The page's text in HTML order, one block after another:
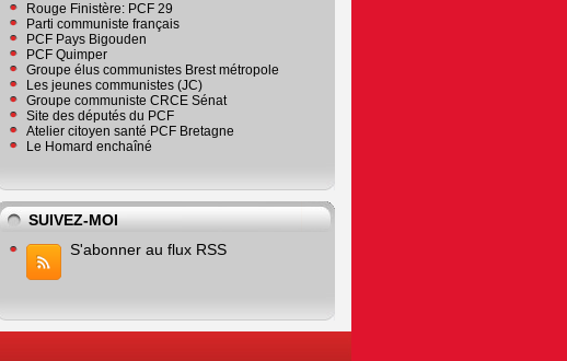
Rouge Finistère: PCF 29
Parti communiste français
PCF Pays Bigouden
PCF Quimper
Groupe élus communistes Brest métropole
Les jeunes communistes (JC)
Groupe communiste CRCE Sénat
Site des députés du PCF
Atelier citoyen santé PCF Bretagne
Le Homard enchaîné
SUIVEZ-MOI
S'abonner au flux RSS